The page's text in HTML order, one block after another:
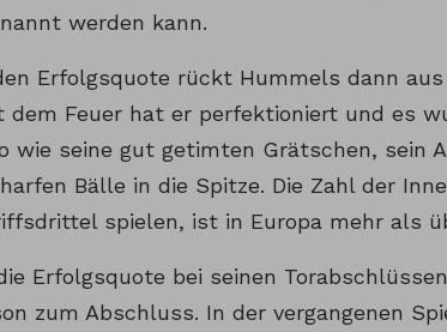
werden kann.
Erfolgsquote rückt Hummels dann aus
dem Feuer hat er perfektioniert und es
wie seine gut getimten Grätschen, sein
Bälle in die Spitze. Die Zahl der
spielen, ist in Europa mehr als
Erfolgsquote bei seinen
zum Abschluss. In der vergangenen